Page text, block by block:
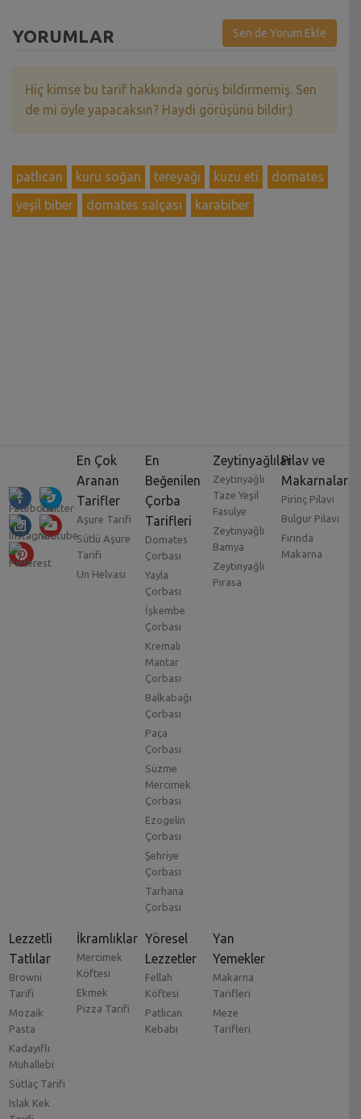
YORUMLAR Sen de Yorum Ekle
Hiç kimse bu tarif hakkında görüş bildirmemiş. Sen
de mi öyle yapacaksın? Haydi görüşünü bildir:)
patlıcan kuru soğan tereyağı kuzu eti
domates
yeşil biber
domates salçası karabiber
En Çok
Aranan
Tarifler
Aşure Tarifi
Sütlü Aşure
Tarifi
Un Helvası
En
Beğenilen
Çorba
Tarifleri
Domates
Çorbası
Yayla
Çorbası
İşkembe
Çorbası
Kremalı
Mantar
Çorbası
Balkabağı
Çorbası
Paça
Çorbası
Süzme
Mercimek
Çorbası
Ezogelin
Çorbası
Şehriye
Çorbası
Tarhana
Çorbası
Zeytinyağlılar
Zeytinyağlı
Taze Yeşil
Fasulye
Zeytinyağlı
Bamya
Zeytinyağlı
Pırasa
Pilav ve
Makarnalar
Pirinç Pilavı
Bulgur Pilavı
Fırında
Makarna
Lezzetli
Tatlılar
Browni
Tarifi
Mozaik
Pasta
Kadayıflı
Muhallebi
Sütlaç Tarifi
Islak Kek
İkramlıklar
Mercimek
Köftesi
Ekmek
Pizza Tarifi
Yöresel
Lezzetler
Fellah
Köftesi
Patlıcan
Kebabı
Yan
Yemekler
Makarna
Tarifleri
Meze
Tarifleri